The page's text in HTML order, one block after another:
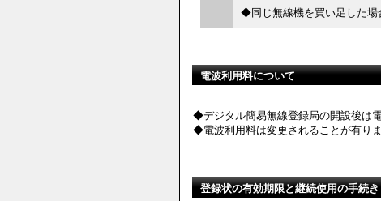
◆同じ無線機を買い足した場
電波利用料について
◆デジタル簡易無線登録局の開設後は
◆電波利用料は変更されることが有り
登録状の有効期限と継続使用の手続き